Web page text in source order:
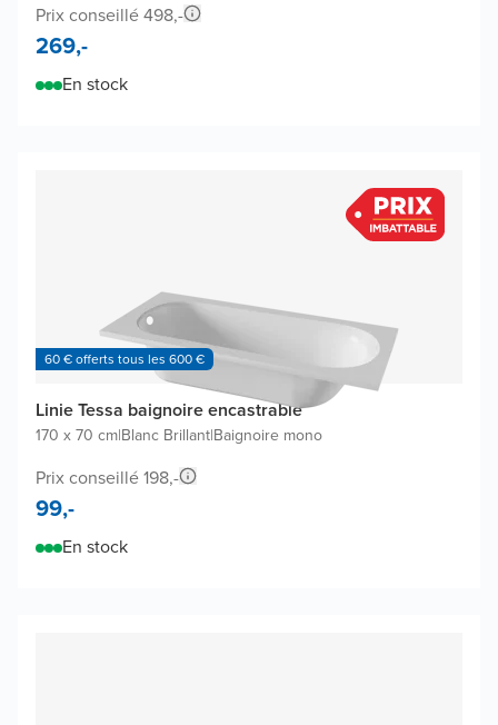
Prix conseillé 498,-
269,-
En stock
60 € offerts tous les 600 €
Linie Tessa baignoire encastrable
170 x 70 cm|Blanc Brillant|Baignoire mono
Prix conseillé 198,-
99,-
En stock